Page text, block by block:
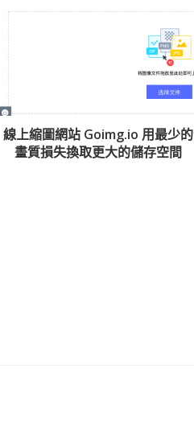
線上縮圖網站 Goimg.io 用最少的
畫質損失換取更大的儲存空間